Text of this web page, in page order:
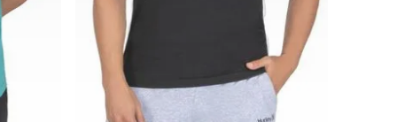
AGREGAR